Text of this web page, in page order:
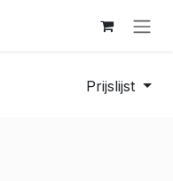
Prijslijst